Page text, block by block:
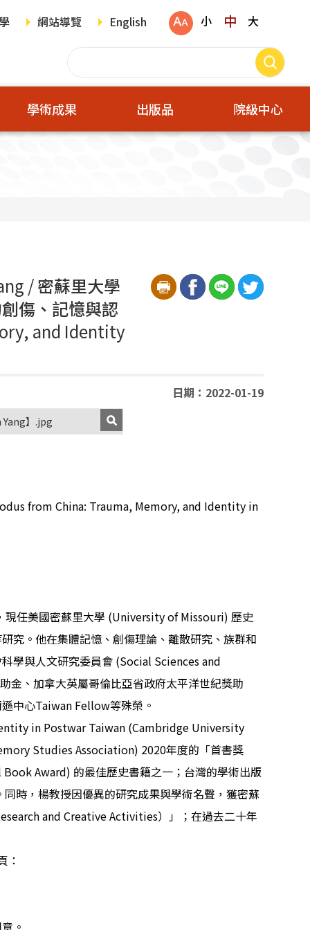
網站導覽 English 小 中 大
學術成果 出版品 院級中心
/密蘇里大學
傷、記憶與認
and Identity
日期：2022-01-19
】.jpg
from China: Trauma, Memory, and Identity in
現任美國密蘇里大學 (University of Missouri)歷史
究。他在集體記憶、創傷理論、離散研究、族群和
學與人文研究委員會 (Social Sciences and
金、加拿大英屬哥倫比亞省政府太平洋世紀獎助
中心Taiwan Fellow等殊榮。
in Postwar Taiwan (Cambridge University
Studies Association) 2020年度的「首書獎
Award) 的最佳歷史書籍之一；台灣的學術出版
時，楊教授因優異的研究成果與學術名聲，獲密蘇
and Creative Activities）」；在過去二十年
：
。